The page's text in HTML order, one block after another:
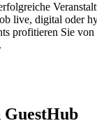
live, digital oder
profitieren Sie von
GuestHub